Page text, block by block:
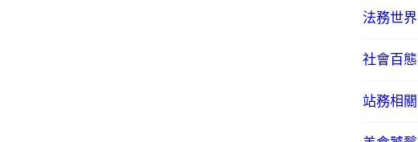
法務世界
社會百態
站務相關